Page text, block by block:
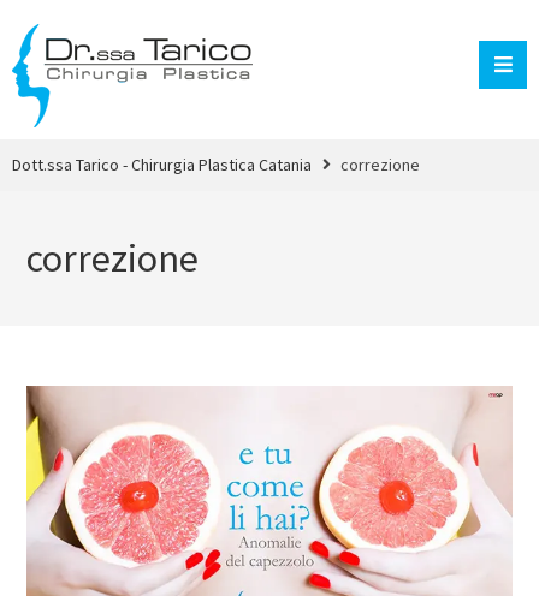
Dott.ssa Tarico - Chirurgia Plastica Catania correzione
correzione